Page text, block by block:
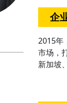
企
2015年
市场，
新加坡